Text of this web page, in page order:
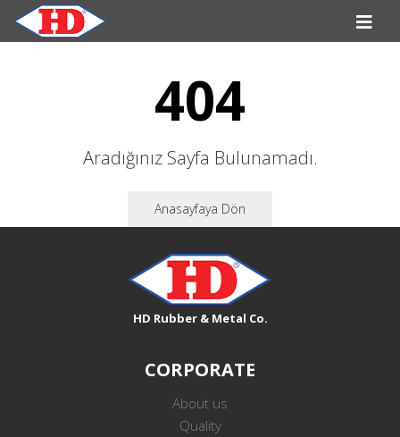
404
Aradığınız Sayfa Bulunamadı.
Anasayfaya Dön
HD Rubber & Metal Co.
CORPORATE
About us
Quality